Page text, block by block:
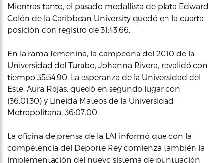
Mientras tanto, el pasado medallista de plata Edward
Colón de la Caribbean University quedó en la cuarta
posición con registro de 31:43.66.
En la rama femenina, la campeona del 2010 de la
Universidad del Turabo, Johanna Rivera, revalidó con
tiempo 35:34.90. La esperanza de la Universidad del
Este, Aura Rojas, quedó en segundo lugar con
(36.01.30) y Lineida Mateos de la Universidad
Metropolitana, 36:07.00.
La oficina de prensa de la LAI informó que con la
competencia del Deporte Rey comienza también la
implementación del nuevo sistema de puntuación